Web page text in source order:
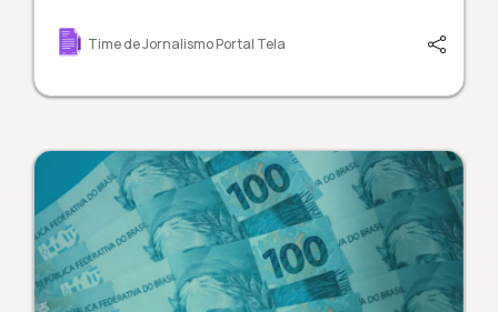
Time de Jornalismo Portal Tela